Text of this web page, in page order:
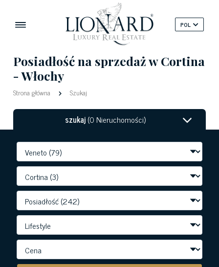
POL
Posiadłość na sprzedaż w Cortina
- Włochy
Strona główna Szukaj
szukaj(0 Nieruchomości)